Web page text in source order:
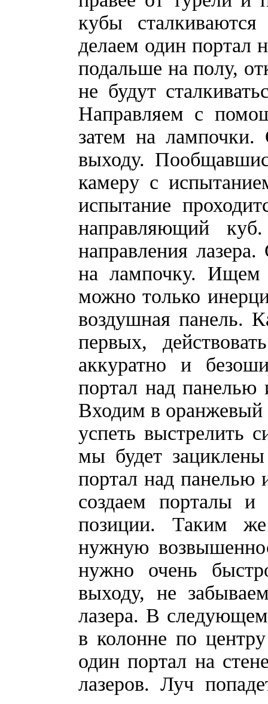
кубы
делаем один портал
подальше на полу,
не будут
Направляем с
затем на лампочки.
выходу.
камеру с
испытание
направляющий
направления
на лампочку. Ищем
можно только
воздушная панель.
первых,
аккуратно и
портал над
Входим в оранжевый
успеть выстрелить
мы будет
портал над панелью
создаем порталы
позиции. Таким
нужную
нужно очень
выходу, не
лазера. В
в колонне по
один портал на
лазеров. Луч